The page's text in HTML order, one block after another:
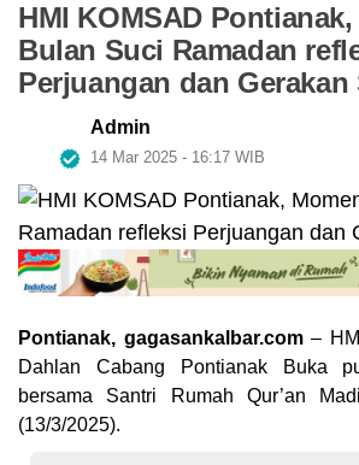
HMI KOMSAD
Bulan Suci Ramadan
Perjuangan dan Gerakan
Admin
14 Mar 2025 - 16:17 WIB
Pontianak, gagasankalbar.com–
Dahlan Cabang Pontianak Buka
bersama Santri Rumah Qur’an
(13/3/2025).